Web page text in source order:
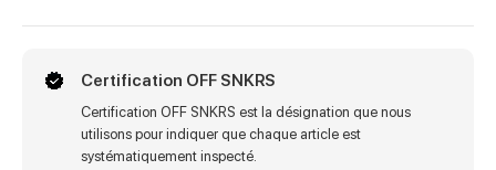
Certification OFF SNKRS
Certification OFF SNKRS est la désignation que nous
utilisons pour indiquer que chaque article est
systématiquement inspecté.